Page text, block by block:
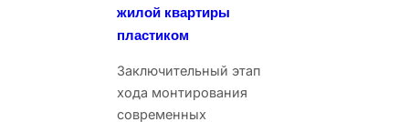
жилой квартиры
пластиком
Заключительный этап
хода монтирования
современных